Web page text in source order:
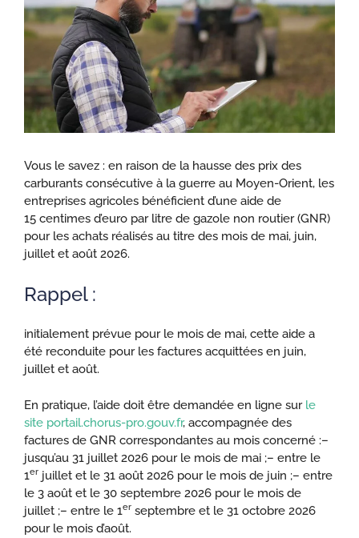
Vous le savez : en raison de la hausse des prix des
carburants consécutive à la guerre au Moyen-Orient, les
entreprises agricoles bénéficient d’une aide de
15 centimes d’euro par litre de gazole non routier (GNR)
pour les achats réalisés au titre des mois de mai, juin,
juillet et août 2026.
Rappel :
initialement prévue pour le mois de mai, cette aide a
été reconduite pour les factures acquittées en juin,
juillet et août.
En pratique, l’aide doit être demandée en ligne sur le
site portail.chorus-pro.gouv.fr, accompagnée des
factures de GNR correspondantes au mois concerné :–
jusqu’au 31 juillet 2026 pour le mois de mai ;– entre le
1er juillet et le 31 août 2026 pour le mois de juin ;– entre
le 3 août et le 30 septembre 2026 pour le mois de
juillet ;– entre le 1er septembre et le 31 octobre 2026
pour le mois d’août.